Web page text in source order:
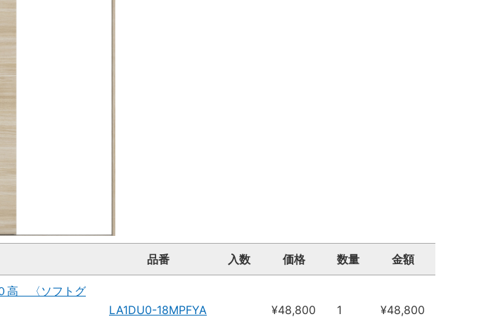
品番 入数 価格 数量 金額
高 〈ソフトグ
LA1DU0-18MPFYA ¥48,800 1 ¥48,800